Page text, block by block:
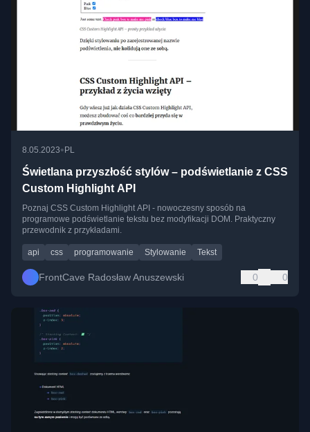
8.05.2023• PL
Świetlana przyszłość stylów – podświetlanie z CSS
Custom Highlight API
Poznaj CSS Custom Highlight API - nowoczesny sposób na
programowe podświetlanie tekstu bez modyfikacji DOM. Praktyczny
przewodnik z przykładami.
api css programowanie Stylowanie Tekst
FrontCave Radosław Anuszewski 0 0